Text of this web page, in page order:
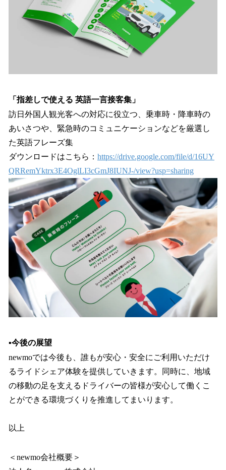
「指差しで使える 英語一言接客集」
訪日外国人観光客への対応に役立つ、乗車時・降車時の
あいさつや、緊急時のコミュニケーションなどを厳選し
た英語フレーズ集
ダウンロードはこちら： https://drive.google.com/file/d/16UY
QRRemYktrx3E4OglLI3cGmJ8IUNJ-/view?usp=sharing
▪️今後の展望
newmoでは今後も、誰もが安心・安全にご利用いただけ
るライドシェア体験を提供していきます。同時に、地域
の移動の足を支えるドライバーの皆様が安心して働くこ
とができる環境づくりを推進してまいります。
以上
＜newmo会社概要＞